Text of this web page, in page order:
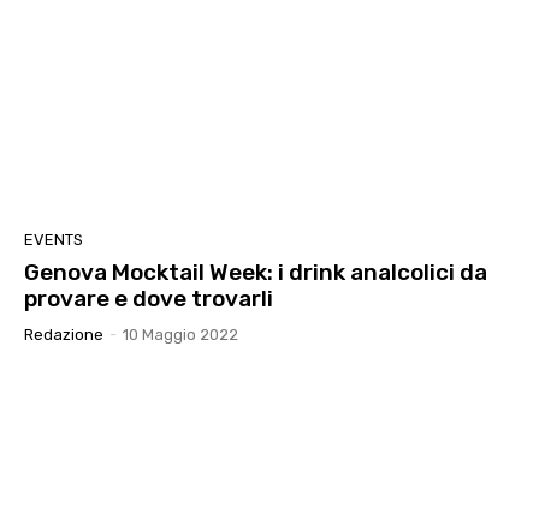
EVENTS
Genova Mocktail Week: i drink analcolici da
provare e dove trovarli
Redazione - 10 Maggio 2022